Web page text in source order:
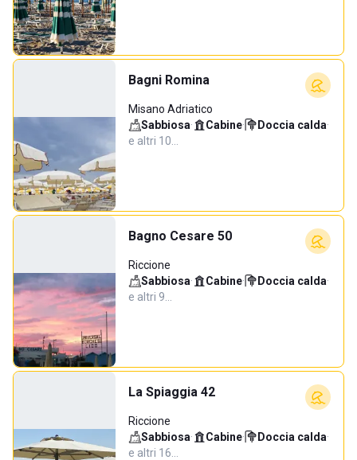
Bagni Romina
Misano Adriatico
Sabbiosa· Cabine· Doccia calda·
e altri 10…
Bagno Cesare 50
Riccione
Sabbiosa· Cabine· Doccia calda·
e altri 9…
La Spiaggia 42
Riccione
Sabbiosa· Cabine· Doccia calda·
e altri 16…